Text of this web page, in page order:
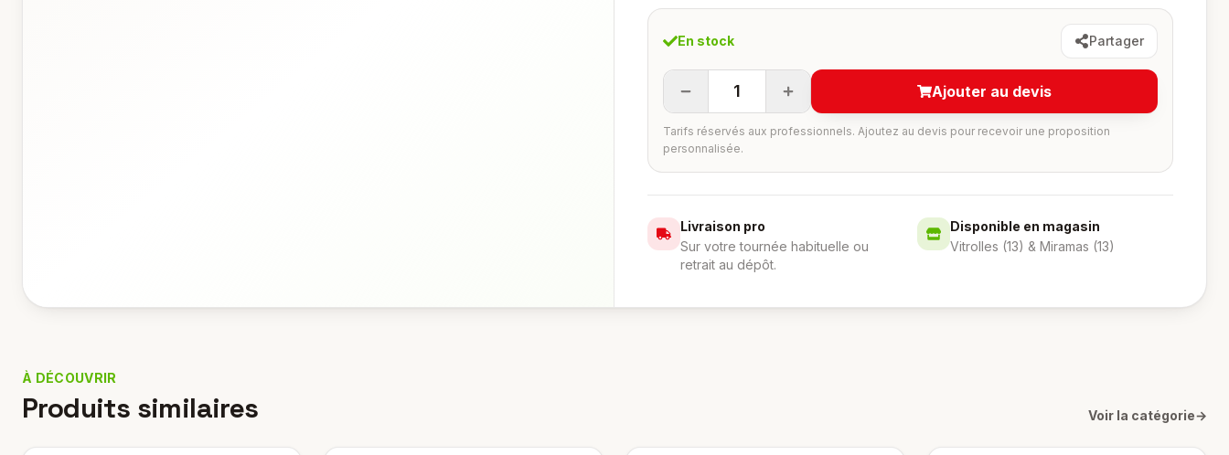
En stock Partager
1 Ajouter au devis
Tarifs réservés aux professionnels. Ajoutez au devis pour recevoir une proposition
personnalisée.
Livraison pro
Sur votre tournée habituelle ou
retrait au dépôt.
Disponible en magasin
Vitrolles (13) & Miramas (13)
À DÉCOUVRIR
Produits similaires Voir la catégorie→